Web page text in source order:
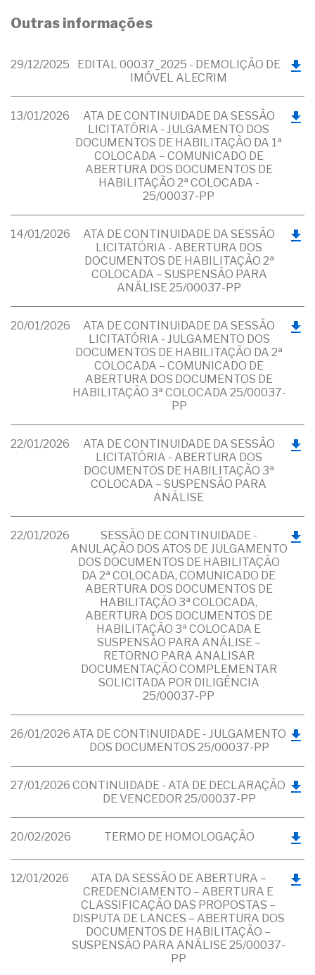
Outras informações
29/12/2025
EDITAL 00037_2025 - DEMOLIÇÃO DE
IMÓVEL ALECRIM
13/01/2026
ATA DE CONTINUIDADE DA SESSÃO
LICITATÓRIA - JULGAMENTO DOS
DOCUMENTOS DE HABILITAÇÃO DA 1ª
COLOCADA – COMUNICADO DE
ABERTURA DOS DOCUMENTOS DE
HABILITAÇÃO 2ª COLOCADA -
25/00037-PP
14/01/2026
ATA DE CONTINUIDADE DA SESSÃO
LICITATÓRIA - ABERTURA DOS
DOCUMENTOS DE HABILITAÇÃO 2ª
COLOCADA – SUSPENSÃO PARA
ANÁLISE 25/00037-PP
20/01/2026
ATA DE CONTINUIDADE DA SESSÃO
LICITATÓRIA - JULGAMENTO DOS
DOCUMENTOS DE HABILITAÇÃO DA 2ª
COLOCADA – COMUNICADO DE
ABERTURA DOS DOCUMENTOS DE
HABILITAÇÃO 3ª COLOCADA 25/00037-
PP
22/01/2026
ATA DE CONTINUIDADE DA SESSÃO
LICITATÓRIA - ABERTURA DOS
DOCUMENTOS DE HABILITAÇÃO 3ª
COLOCADA – SUSPENSÃO PARA
ANÁLISE
22/01/2026
SESSÃO DE CONTINUIDADE -
ANULAÇÃO DOS ATOS DE JULGAMENTO
DOS DOCUMENTOS DE HABILITAÇÃO
DA 2ª COLOCADA, COMUNICADO DE
ABERTURA DOS DOCUMENTOS DE
HABILITAÇÃO 3ª COLOCADA,
ABERTURA DOS DOCUMENTOS DE
HABILITAÇÃO 3ª COLOCADA E
SUSPENSÃO PARA ANÁLISE –
RETORNO PARA ANALISAR
DOCUMENTAÇÃO COMPLEMENTAR
SOLICITADA POR DILIGÊNCIA
25/00037-PP
26/01/2026 ATA DE CONTINUIDADE - JULGAMENTO
DOS DOCUMENTOS 25/00037-PP
27/01/2026 CONTINUIDADE - ATA DE DECLARAÇÃO
DE VENCEDOR 25/00037-PP
20/02/2026 TERMO DE HOMOLOGAÇÃO
12/01/2026
ATA DA SESSÃO DE ABERTURA –
CREDENCIAMENTO – ABERTURA E
CLASSIFICAÇÃO DAS PROPOSTAS –
DISPUTA DE LANCES – ABERTURA DOS
DOCUMENTOS DE HABILITAÇÃO –
SUSPENSÃO PARA ANÁLISE 25/00037-
PP